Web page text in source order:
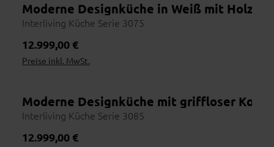
Moderne Designküche in Weiß mit
Interliving Küche Serie 3075
Regulärer Preis:
12.999,00 €
Preise inkl. MwSt.
Moderne Designküche mit griffloser
Interliving Küche Serie 3085
Regulärer Preis:
12.999,00 €